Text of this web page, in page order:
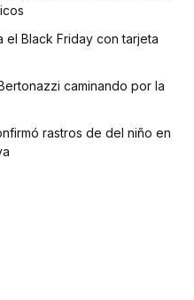
el Black Friday con tarjeta
caminando por la
rastros de del niño en